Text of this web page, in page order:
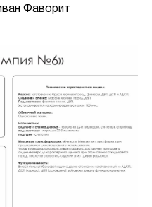
Фаворит